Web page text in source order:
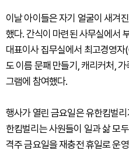
이날 아이들은 자기 얼굴이 새겨
했다. 간식이 마련된 사무실에서
대표이사 집무실에서 최고경영
도 이름 문패 만들기, 캐리커처,
그램에 참여했다.
행사가 열린 금요일은 유한킴벌
한킴벌리는 사원들이 일과 삶 모
격주 금요일을 재충전 휴일로 운